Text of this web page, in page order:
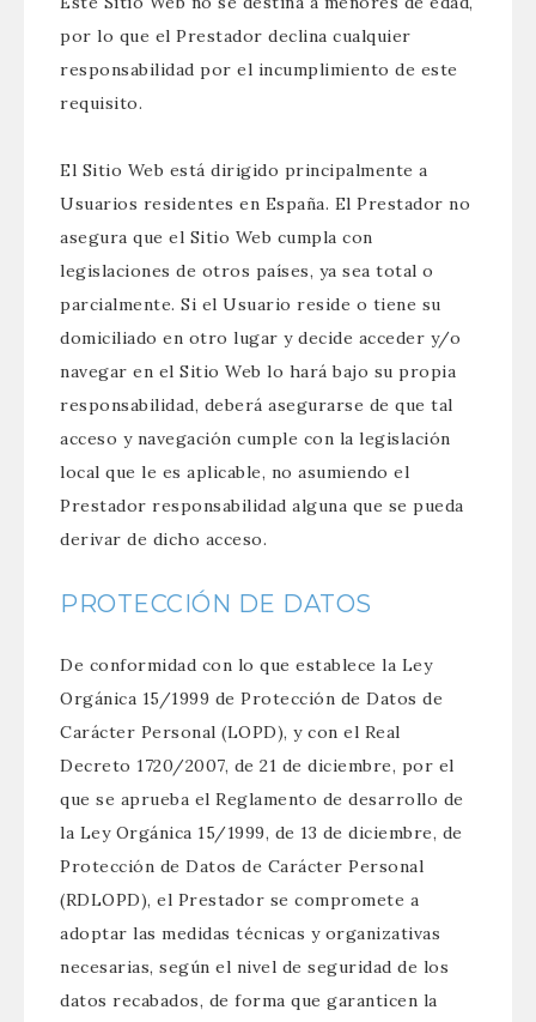
por lo que el Prestador declina cualquier
responsabilidad por el incumplimiento de este
requisito.
El Sitio Web está dirigido principalmente a
Usuarios residentes en España. El Prestador no
asegura que el Sitio Web cumpla con
legislaciones de otros países, ya sea total o
parcialmente. Si el Usuario reside o tiene su
domiciliado en otro lugar y decide acceder y/o
navegar en el Sitio Web lo hará bajo su propia
responsabilidad, deberá asegurarse de que tal
acceso y navegación cumple con la legislación
local que le es aplicable, no asumiendo el
Prestador responsabilidad alguna que se pueda
derivar de dicho acceso.
PROTECCIÓN DE DATOS
De conformidad con lo que establece la Ley
Orgánica 15/1999 de Protección de Datos de
Carácter Personal (LOPD), y con el Real
Decreto 1720/2007, de 21 de diciembre, por el
que se aprueba el Reglamento de desarrollo de
la Ley Orgánica 15/1999, de 13 de diciembre, de
Protección de Datos de Carácter Personal
(RDLOPD), el Prestador se compromete a
adoptar las medidas técnicas y organizativas
necesarias, según el nivel de seguridad de los
datos recabados, de forma que garanticen la